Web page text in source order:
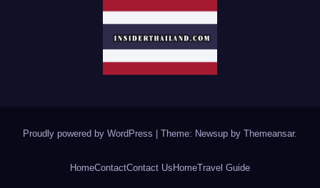
Proudly powered by WordPress Theme: Newsup by Themeansar.
HomeContactContact Us HomeTravel Guide